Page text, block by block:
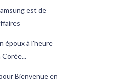
est de
époux à l'heure
Bienvenue en